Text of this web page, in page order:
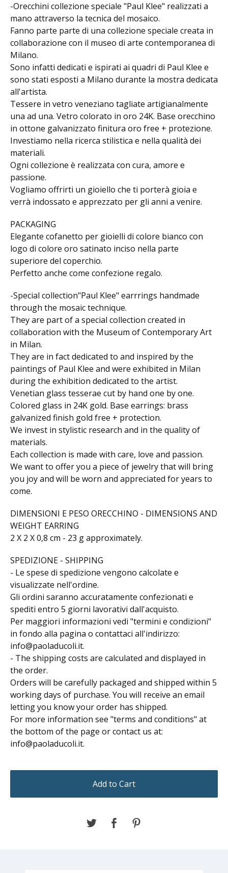
-Orecchini collezione speciale "Paul Klee" realizzati a
mano attraverso la tecnica del mosaico.
Fanno parte parte di una collezione speciale creata in
collaborazione con il museo di arte contemporanea di
Milano.
Sono infatti dedicati e ispirati ai quadri di Paul Klee e
sono stati esposti a Milano durante la mostra dedicata
all'artista.
Tessere in vetro veneziano tagliate artigianalmente
una ad una. Vetro colorato in oro 24K. Base orecchino
in ottone galvanizzato finitura oro free + protezione.
Investiamo nella ricerca stilistica e nella qualità dei
materiali.
Ogni collezione è realizzata con cura, amore e
passione.
Vogliamo offrirti un gioiello che ti porterà gioia e
verrà indossato e apprezzato per gli anni a venire.
PACKAGING
Elegante cofanetto per gioielli di colore bianco con
logo di colore oro satinato inciso nella parte
superiore del coperchio.
Perfetto anche come confezione regalo.
-Special collection"Paul Klee" earrrings handmade
through the mosaic technique.
They are part of a special collection created in
collaboration with the Museum of Contemporary Art
in Milan.
They are in fact dedicated to and inspired by the
paintings of Paul Klee and were exhibited in Milan
during the exhibition dedicated to the artist.
Venetian glass tesserae cut by hand one by one.
Colored glass in 24K gold. Base earrings: brass
galvanized finish gold free + protection.
We invest in stylistic research and in the quality of
materials.
Each collection is made with care, love and passion.
We want to offer you a piece of jewelry that will bring
you joy and will be worn and appreciated for years to
come.
DIMENSIONI E PESO ORECCHINO - DIMENSIONS AND
WEIGHT EARRING
2 X 2 X 0,8 cm - 23 g approximately.
SPEDIZIONE - SHIPPING
- Le spese di spedizione vengono calcolate e
visualizzate nell'ordine.
Gli ordini saranno accuratamente confezionati e
spediti entro 5 giorni lavorativi dall'acquisto.
Per maggiori informazioni vedi "termini e condizioni"
in fondo alla pagina o contattaci all'indirizzo:
info@paoladucoli.it.
- The shipping costs are calculated and displayed in
the order.
Orders will be carefully packaged and shipped within 5
working days of purchase. You will receive an email
letting you know your order has shipped.
For more information see "terms and conditions" at
the bottom of the page or contact us at:
info@paoladucoli.it.
Add to Cart